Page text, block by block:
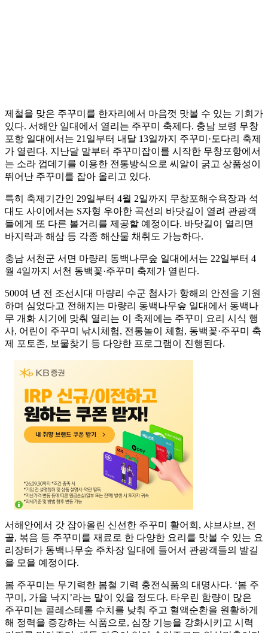
제철을 맞은 주꾸미를 한자리에서 마음껏 맛볼 수 있는 기회가
있다. 서해안 일대에서 열리는 주꾸미 축제다. 충남 보령 무창
포항 일대에서는 21일부터 내달 13일까지 주꾸미·도다리 축제
가 열린다. 지난달 말부터 주꾸미잡이를 시작한 무창포항에서
는 소라 껍데기를 이용한 전통방식으로 씨알이 굵고 상품성이
뛰어난 주꾸미를 잡아 올리고 있다.
특히 축제기간인 29일부터 4월 2일까지 무창포해수욕장과 석
대도 사이에서는 S자형 우아한 곡선의 바닷길이 열려 관광객
들에게 또 다른 볼거리를 제공할 예정이다. 바닷길이 열리면
바지락과 해삼 등 각종 해산물 채취도 가능하다.
충남 서천군 서면 마량리 동백나무숲 일대에서는 22일부터 4
월 4일까지 서천 동백꽃·주꾸미 축제가 열린다.
500여 년 전 조선시대 마량리 수군 첨사가 항해의 안전을 기원
하며 심었다고 전해지는 마량리 동백나무숲 일대에서 동백나
무 개화 시기에 맞춰 열리는 이 축제에는 주꾸미 요리 시식 행
사, 어린이 주꾸미 낚시체험, 전통놀이 체험, 동백꽃·주꾸미 축
제 포토존, 보물찾기 등 다양한 프로그램이 진행된다.
서해안에서 갓 잡아올린 신선한 주꾸미 활어회, 샤브샤브, 전
골, 볶음 등 주꾸미를 재료로 한 다양한 요리를 맛볼 수 있는 요
리장터가 동백나무숲 주차장 일대에 들어서 관광객들의 발길
을 모을 예정이다.
봄 주꾸미는 무기력한 봄철 기력 충전식품의 대명사다. ‘봄 주
꾸미, 가을 낙지’라는 말이 있을 정도다. 타우린 함량이 많은
주꾸미는 콜레스테롤 수치를 낮춰 주고 혈액순환을 원활하게
해 정력을 증강하는 식품으로, 심장 기능을 강화시키고 시력